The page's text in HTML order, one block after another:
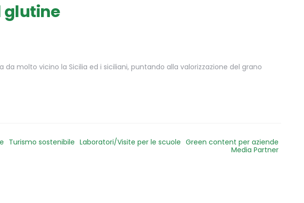
glutine
molto vicino la Sicilia ed i siciliani, puntando alla valorizzazione del grano
Turismo sostenibile Laboratori/Visite per le scuole Green content per aziende
Media Partner